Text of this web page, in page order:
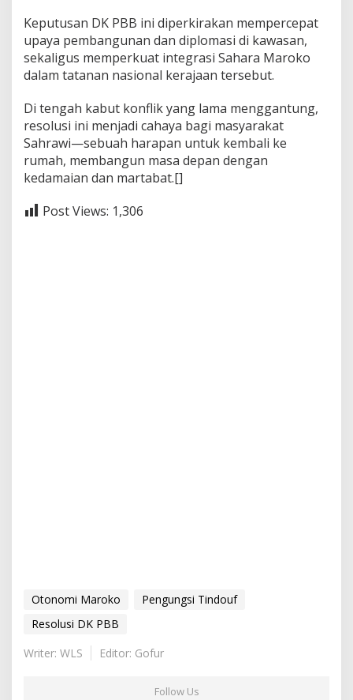
Keputusan DK PBB ini diperkirakan mempercepat
upaya pembangunan dan diplomasi di kawasan,
sekaligus memperkuat integrasi Sahara Maroko
dalam tatanan nasional kerajaan tersebut.
Di tengah kabut konflik yang lama menggantung,
resolusi ini menjadi cahaya bagi masyarakat
Sahrawi—sebuah harapan untuk kembali ke
rumah, membangun masa depan dengan
kedamaian dan martabat.[]
Post Views: 1,306
Otonomi Maroko
Pengungsi Tindouf
Resolusi DK PBB
Writer: WLS
Editor: Gofur
Follow Us